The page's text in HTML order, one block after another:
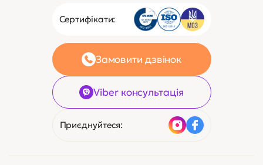
Сертифікати:
Замовити дзвінок
Viber консультація
Приєднуйтеся: